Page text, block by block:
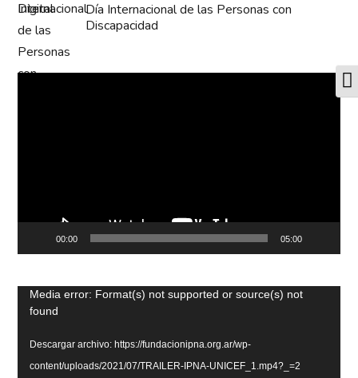
Día Internacional de las Personas con
Discapacidad
00:00 05:00
Reproductor
de
video
Media error: Format(s) not supported or source(s) not
found
Descargar archivo: https://fundacionipna.org.ar/wp-
content/uploads/2021/07/TRAILER-IPNA-UNICEF_1.mp4?_=2